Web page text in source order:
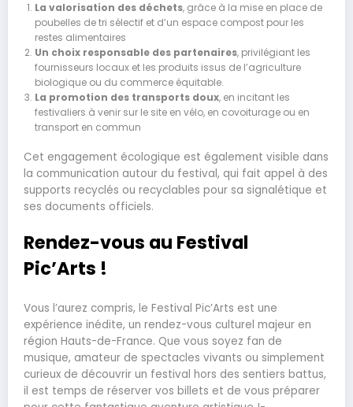
La valorisation des déchets, grâce à la mise en place de
poubelles de tri sélectif et d’un espace compost pour les
restes alimentaires
Un choix responsable des partenaires, privilégiant les
fournisseurs locaux et les produits issus de l’agriculture
biologique ou du commerce équitable.
La promotion des transports doux, en incitant les
festivaliers à venir sur le site en vélo, en covoiturage ou en
transport en commun
Cet engagement écologique est également visible dans
la communication autour du festival, qui fait appel à des
supports recyclés ou recyclables pour sa signalétique et
ses documents officiels.
Rendez-vous au Festival
Pic’Arts !
Vous l’aurez compris, le Festival Pic’Arts est une
expérience inédite, un rendez-vous culturel majeur en
région Hauts-de-France. Que vous soyez fan de
musique, amateur de spectacles vivants ou simplement
curieux de découvrir un festival hors des sentiers battus,
il est temps de réserver vos billets et de vous préparer